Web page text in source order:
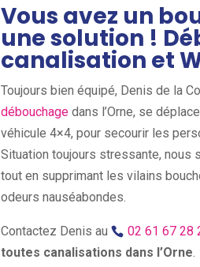
Vous avez un
une solution !
canalisation et
Toujours bien équipé, Denis de la
débouchage dans l’Orne, se
véhicule 4×4, pour secourir les
Situation toujours stressante, nous
tout en supprimant les vilains
odeurs nauséabondes.
Contactez Denis au 02 61 67 28
toutes canalisations dans l’Orne.